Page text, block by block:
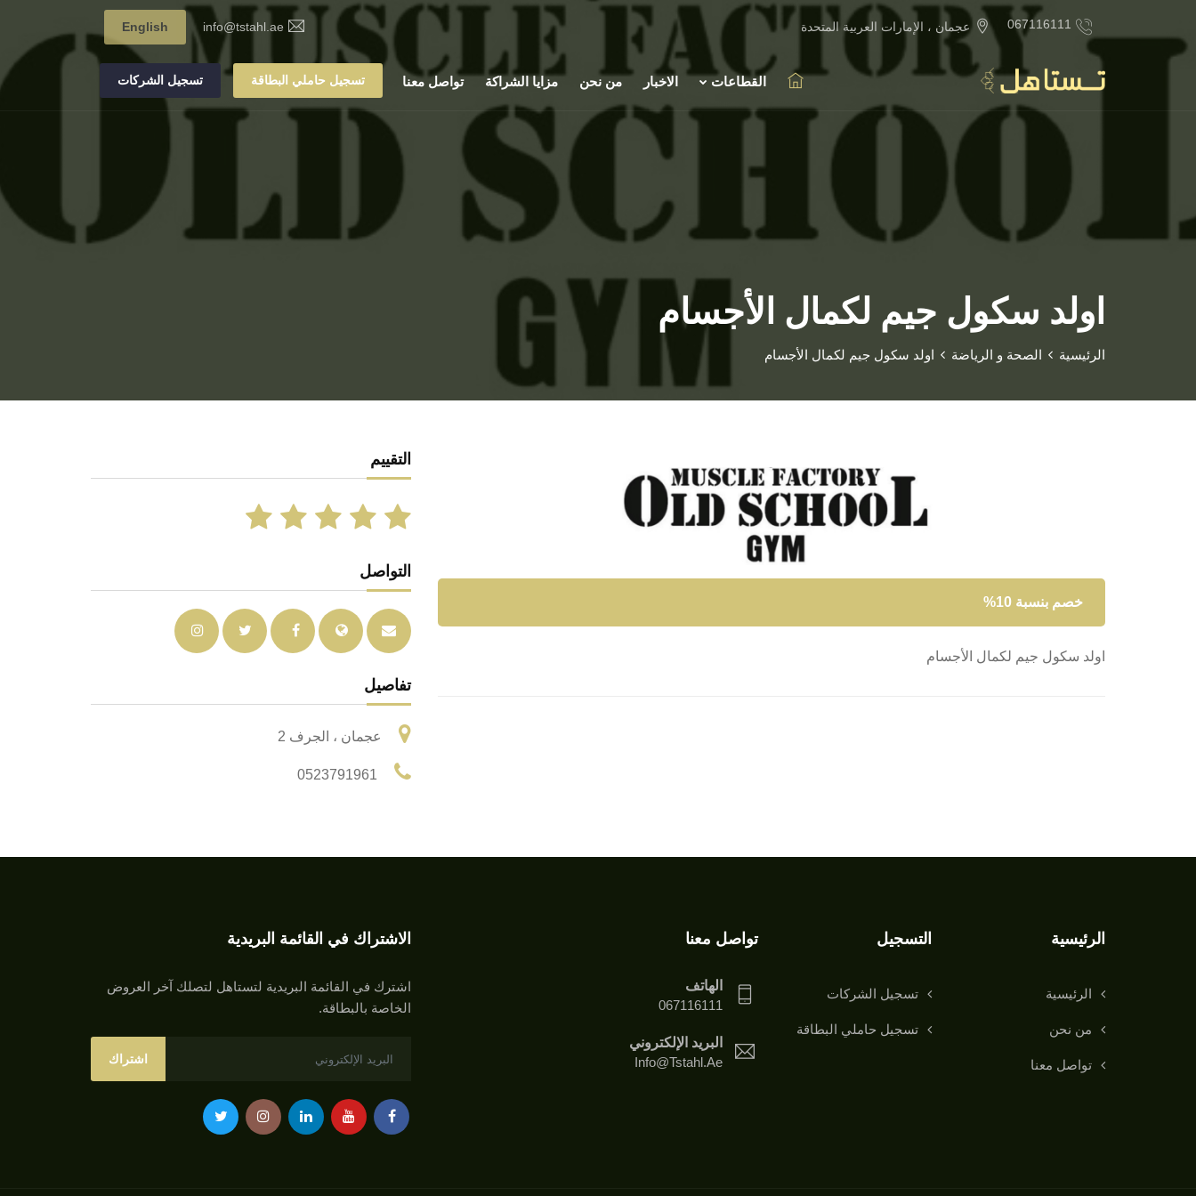
067116111 عجمان ، الإمارات العربية المتحدة info@tstahl.ae
English
تسجيل حاملي البطاقة تسجيل الشركات القطاعات الاخبار من نحن مزايا الشراكة تواصل معنا
اولد سكول جيم لكمال الأجسام
الرئيسية الصحة و الرياضة اولد سكول جيم لكمال الأجسام
خصم بنسبة 10%
اولد سكول جيم لكمال الأجسام
التقييم
التواصل
تفاصيل
عجمان ، الجرف 2
الرئيسية
الرئيسية
من نحن
تواصل معنا
التسجيل
تسجيل الشركات
تسجيل حاملي البطاقة
تواصل معنا
الهاتف
067116111
البريد الإلكتروني
Info@tstahl.ae
الاشتراك في القائمة البريدية
اشترك في القائمة البريدية لتستاهل لتصلك آخر العروض
الخاصة بالبطاقة.
اشتراك